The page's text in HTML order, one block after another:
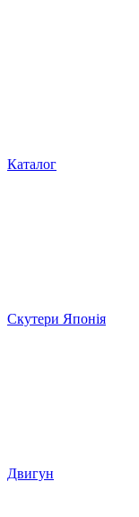
Каталог
Скутери Японія
Двигун